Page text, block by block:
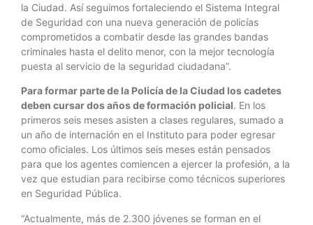
la Ciudad. Así seguimos fortaleciendo el Sistema Integral
de Seguridad con una nueva generación de policías
comprometidos a combatir desde las grandes bandas
criminales hasta el delito menor, con la mejor tecnología
puesta al servicio de la seguridad ciudadana”.
Para formar parte de la Policía de la Ciudad los cadetes
deben cursar dos años de formación policial. En los
primeros seis meses asisten a clases regulares, sumado a
un año de internación en el Instituto para poder egresar
como oficiales. Los últimos seis meses están pensados
para que los agentes comiencen a ejercer la profesión, a la
vez que estudian para recibirse como técnicos superiores
en Seguridad Pública.
“Actualmente, más de 2.300 jóvenes se forman en el